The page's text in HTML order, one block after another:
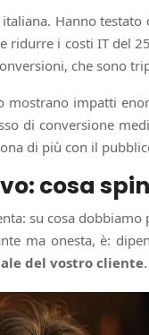
Hanno
ridurre i costi IT
che sono
impatti
di conversione
di più con il
cosa
su cosa
ma onesta, è:
del vostro cliente.